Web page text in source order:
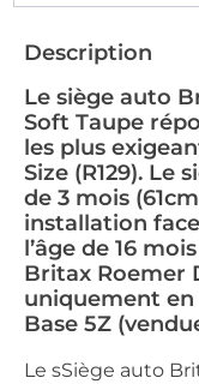
Description
Le siège auto
Soft Taupe
les plus
Size (R129). Le
de 3 mois
installation
l’âge de 16
Britax Roemer
uniquement
Base 5Z
Le sSiège auto